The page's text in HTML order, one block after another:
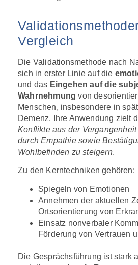
Vergleich
Die Validationsmethode nach
sich in erster Linie auf die
und das Eingehen auf die
Wahrnehmung von
Menschen, insbesondere in
Demenz. Ihre Anwendung zielt
Konflikte aus der
durch Empathie sowie
Wohlbefinden zu steigern.
Zu den Kerntechniken gehören:
Spiegeln von Emotionen
Annehmen der aktuellen
Ortsorientierung von
Einsatz nonverbaler
Förderung von Vertrauen
Die Gesprächsführung ist stark